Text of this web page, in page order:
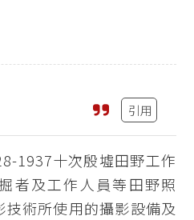
引用
1937十次殷墟田野工作
者及工作人員等田野照
術所使用的攝影設備及